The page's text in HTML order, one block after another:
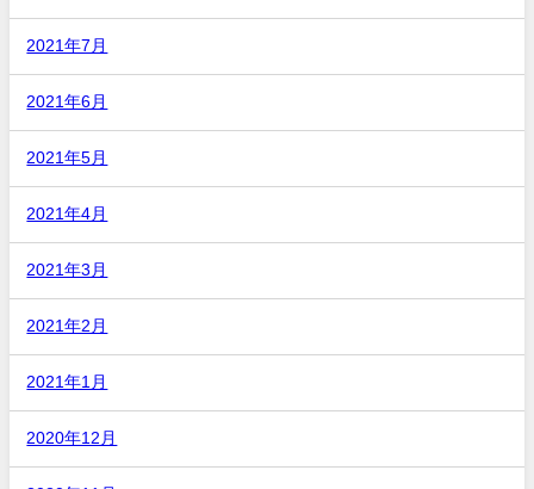
2021年7月
2021年6月
2021年5月
2021年4月
2021年3月
2021年2月
2021年1月
2020年12月